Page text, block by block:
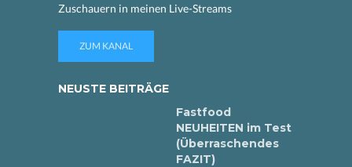
Zuschauern in meinen Live-Streams
ZUM KANAL
NEUSTE BEITRÄGE
Fastfood
NEUHEITEN im Test
(Überraschendes
FAZIT)